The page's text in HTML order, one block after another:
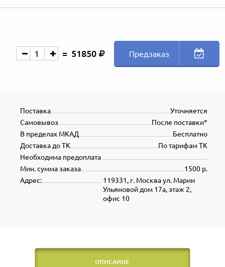
51850 Предзаказ
Уточняется
Поставка
После поставки*
Самовывоз
Бесплатно
В пределах МКАД
По тарифам ТК
Доставка до ТК
Необходима предоплата
1500 р.
Мин. сумма заказа
119331, г. Москва ул. Марии
Ульяновой дом 17а, этаж 2,
офис 10
Адрес:
ОПИСАНИЕ